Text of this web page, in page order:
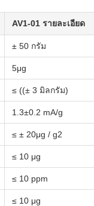
AV1-01 รายละเอียด
± 50 กรัม
5μg
≤ ((± 3 มิลกรัม)
1.3±0.2 mA/g
≤ ± 20μg / g2
≤ 10 μg
≤ 10 ppm
≤ 10 μg